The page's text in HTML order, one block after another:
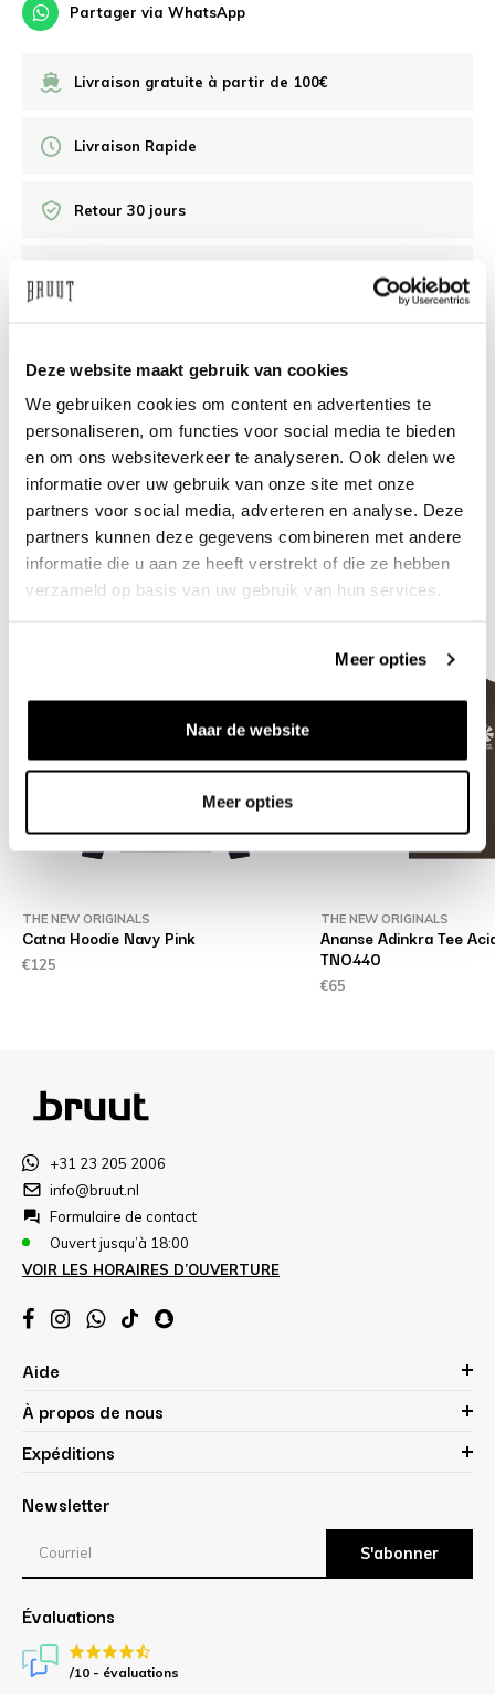
Deze website maakt gebruik van cookies
We gebruiken cookies om content en advertenties te
personaliseren, om functies voor social media te bieden
en om ons websiteverkeer te analyseren. Ook delen we
informatie over uw gebruik van onze site met onze
partners voor social media, adverteren en analyse. Deze
partners kunnen deze gegevens combineren met andere
informatie die u aan ze heeft verstrekt of die ze hebben
verzameld op basis van uw gebruik van hun services.
Meer opties
Naar de website
Meer opties
Partager via WhatsApp
Livraison gratuite à partir de 100€
Livraison Rapide
Retour 30 jours
Besoin d’aide?Nous sommes là pour vous aider
info@bruut.nl Chat Whatsapp
À propos de ce produit
Livraison et retours
Produits similaires
THE NEW ORIGINALS
Catna Hoodie Navy Pink
€125
THE NEW ORIGINALS
Ananse Adinkra Tee
TNO440
€65
+31 23 205 2006
info@bruut.nl
Formulaire de contact
Ouvert jusqu’à 18:00
VOIR LES HORAIRES D’OUVERTURE
Aide
À propos de nous
Expéditions
Newsletter
S'abonner
Évaluations
/10 - évaluations